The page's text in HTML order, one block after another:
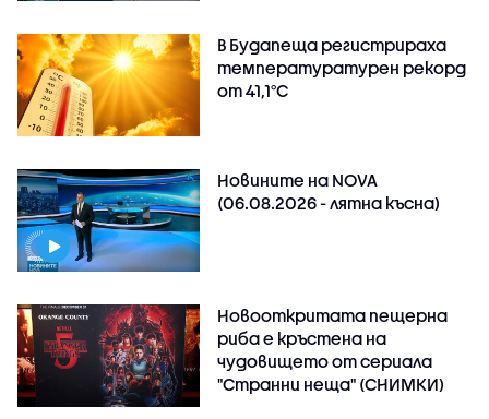
В Будапеща регистрираха
температуратурен рекорд
от 41,1°C
Новините на NOVA
(06.08.2026 - лятна късна)
Новооткритата пещерна
риба е кръстена на
чудовището от сериала
"Странни неща" (СНИМКИ)